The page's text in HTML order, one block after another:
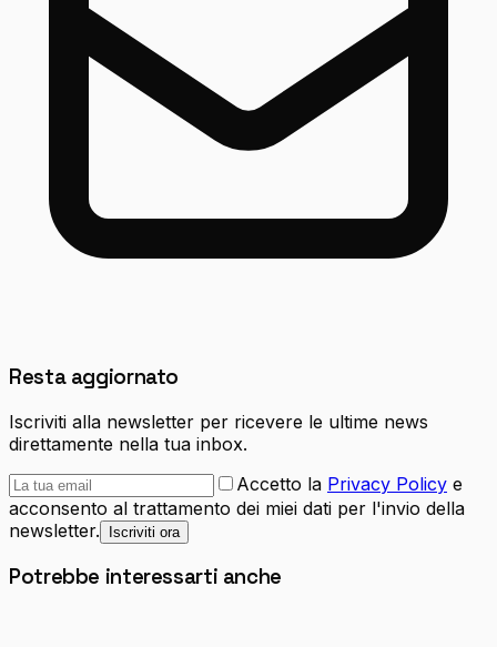
Resta aggiornato
Iscriviti alla newsletter per ricevere le ultime news
direttamente nella tua inbox.
Accetto la Privacy Policy e
acconsento al trattamento dei miei dati per l'invio della
newsletter.
Iscriviti ora
Potrebbe interessarti anche